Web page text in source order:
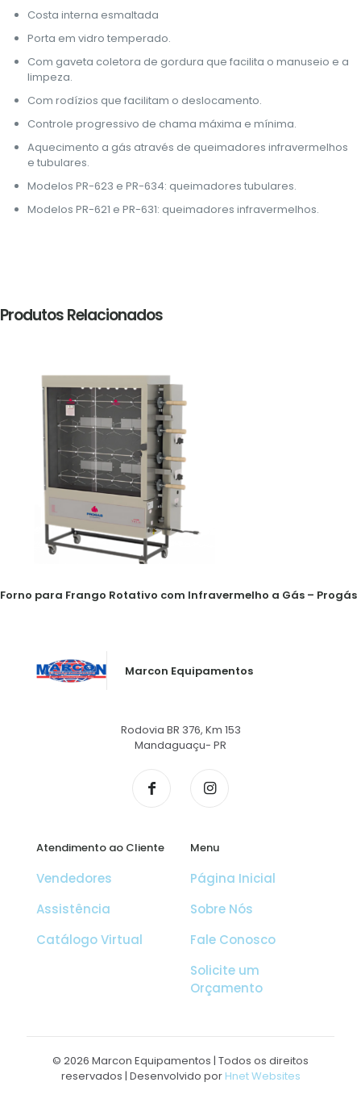
Costa interna esmaltada
Porta em vidro temperado.
Com gaveta coletora de gordura que facilita o manuseio e a
limpeza.
Com rodízios que facilitam o deslocamento.
Controle progressivo de chama máxima e mínima.
Aquecimento a gás através de queimadores infravermelhos
e tubulares.
Modelos PR-623 e PR-634: queimadores tubulares.
Modelos PR-621 e PR-631: queimadores infravermelhos.
Produtos Relacionados
Forno para Frango Rotativo com Infravermelho a Gás – Progás
Marcon Equipamentos
Rodovia BR 376, Km 153
Mandaguaçu- PR
Atendimento ao Cliente
Vendedores
Assistência
Catálogo Virtual
Menu
Página Inicial
Sobre Nós
Fale Conosco
Solicite um
Orçamento
© 2026 Marcon Equipamentos | Todos os direitos
reservados | Desenvolvido por Hnet Websites